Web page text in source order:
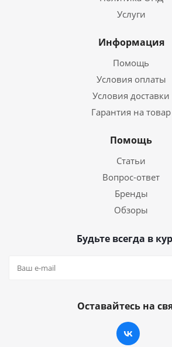
Услуги
Информация
Помощь
Условия оплаты
Условия доставки
Гарантия на товар
Помощь
Статьи
Вопрос-ответ
Бренды
Обзоры
Будьте всегда в
Оставайтесь на